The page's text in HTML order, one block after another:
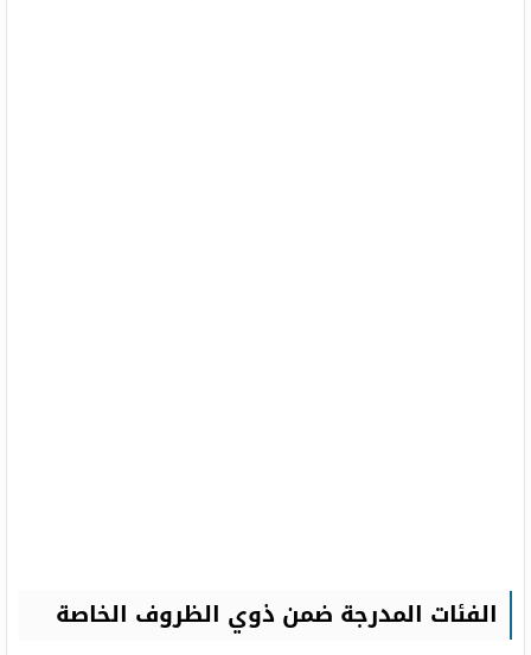
الفئات المدرجة ضمن ذوي الظروف الخاصة